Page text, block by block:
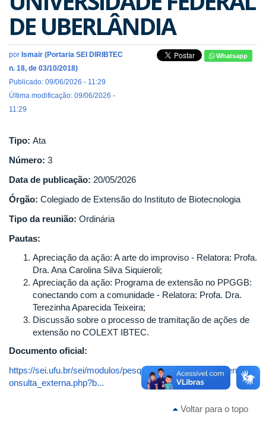
DE UBERLÂNDIA
por Ismair (Portaria SEI DIRIBTEC
n. 18, de 03/10/2018)
Publicado: 09/06/2026 - 11:29
Última modificação: 09/06/2026 -
11:29
Whatsapp
Tipo: Ata
Número: 3
Data de publicação: 20/05/2026
Órgão: Colegiado de Extensão do Instituto de Biotecnologia
Tipo da reunião: Ordinária
Pautas:
Apreciação da ação: A arte do improviso - Relatora: Profa.
Dra. Ana Carolina Silva Siquieroli;
Apreciação da ação: Programa de extensão no PPGGB:
conectando com a comunidade - Relatora: Profa. Dra.
Terezinha Aparecida Teixeira;
Discussão sobre o processo de tramitação de ações de
extensão no COLEXT IBTEC.
Documento oficial:
https://sei.ufu.br/sei/modulos/pesquisa/md_pesq_documento_c
onsulta_externa.php?b...
Voltar para o topo